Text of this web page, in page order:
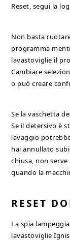
Reset, segui la
Non basta
programma
lavastoviglie il
Cambiare
o può creare
Se la vaschetta
Se il detersivo è
lavaggio
hai annullato
chiusa, non
quando la
RESET
La spia
lavastoviglie